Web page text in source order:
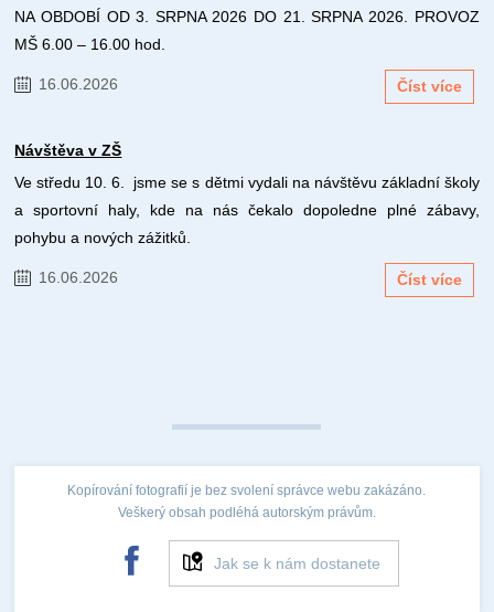
NA OBDOBÍ OD 3. SRPNA 2026 DO 21. SRPNA 2026. PROVOZ
MŠ 6.00 – 16.00 hod.
16.06.2026 Číst více
Návštěva v ZŠ
Ve středu 10. 6. jsme se s dětmi vydali na návštěvu základní školy
a sportovní haly, kde na nás čekalo dopoledne plné zábavy,
pohybu a nových zážitků.
16.06.2026 Číst více
Kopírování fotografií je bez svolení správce webu zakázáno.
Veškerý obsah podléhá autorským právům.
Jak se k nám dostanete